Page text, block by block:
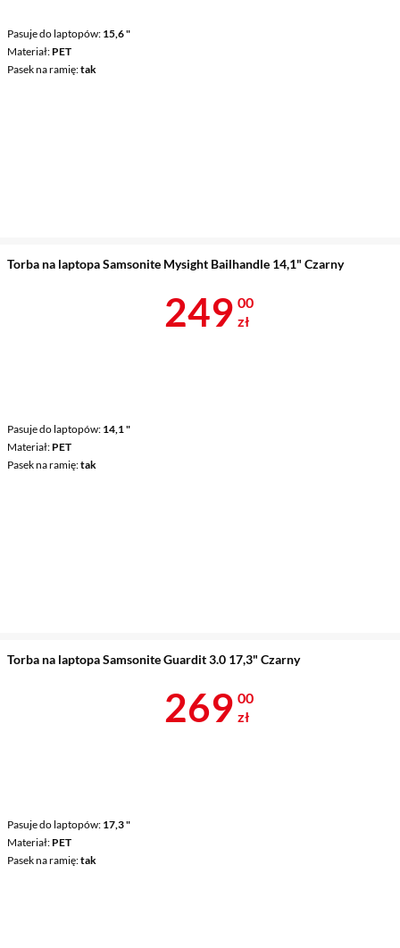
Pasuje do laptopów 15,6 "
Materiał PET
Pasek na ramię tak
Torba na laptopa Samsonite Mysight Bailhandle 14,1" Czarny
Pasuje do laptopów 14,1 "
Materiał PET
Pasek na ramię tak
Cena 249 zł
249 00
zł
Torba na laptopa Samsonite Guardit 3.0 17,3" Czarny
Pasuje do laptopów 17,3 "
Materiał PET
Pasek na ramię tak
Cena 269 zł
269 00
zł